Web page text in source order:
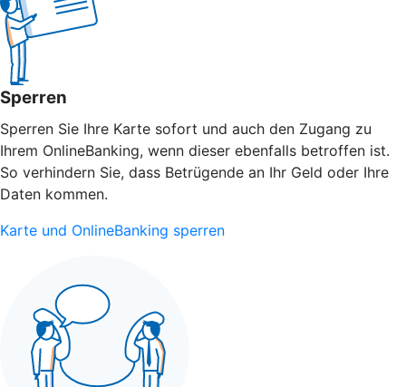
Sperren
Sperren Sie Ihre Karte sofort und auch den Zugang zu
Ihrem OnlineBanking, wenn dieser ebenfalls betroffen ist.
So verhindern Sie, dass Betrügende an Ihr Geld oder Ihre
Daten kommen.
Karte und OnlineBanking sperren